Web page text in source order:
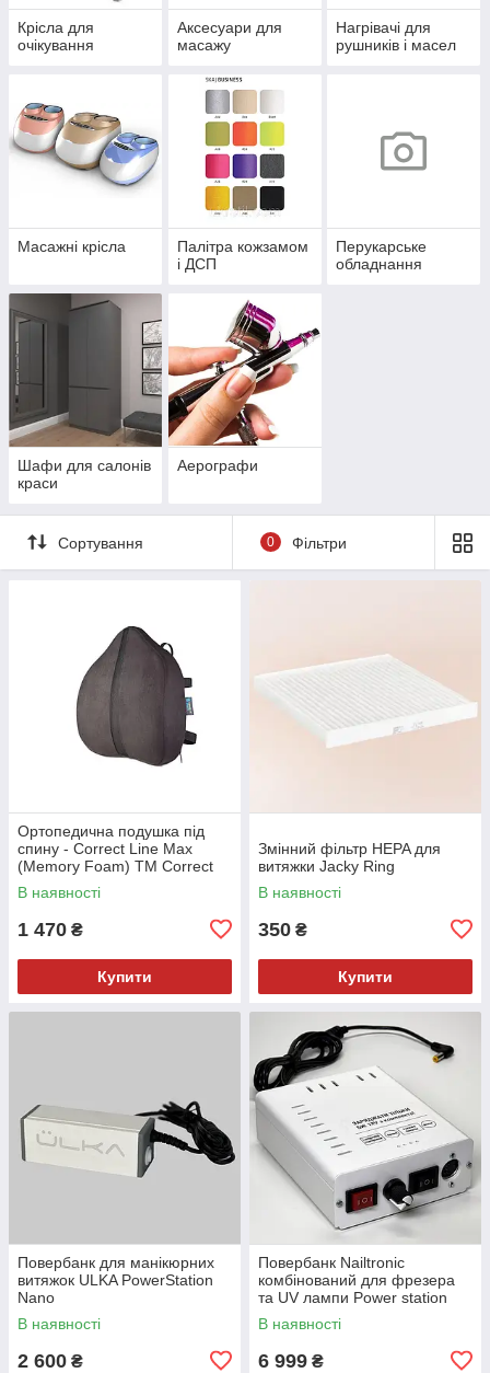
Крісла для
очікування
Аксесуари для
масажу
Нагрівачі для
рушників і масел
Масажні крісла
Палітра кожзамом
і ДСП
Перукарське
обладнання
Шафи для салонів
краси
Аерографи
Сортування 0 Фільтри
Ортопедична подушка під
спину - Сorrect Line Max
(Memory Foam) ТМ Correct
Shape
В наявності
1 470 ₴
Купити
Змінний фільтр HEPA для
витяжки Jacky Ring
В наявності
350 ₴
Купити
Повербанк для манікюрних
витяжок ULKA PowerStation
Nano
В наявності
2 600 ₴
Повербанк Nailtronic
комбінований для фрезера
та UV лампи Power station
Kombi PS30-9k
В наявності
6 999 ₴